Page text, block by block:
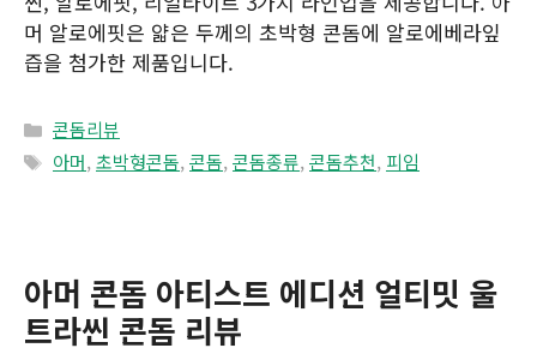
머 알로에핏은 얇은 두께의 초박형 콘돔에 알로에베라잎
즙을 첨가한 제품입니다.
Categories
콘돔리뷰
Tags
아머,초박형콘돔,콘돔,콘돔종류,콘돔추천, 피임
아머 콘돔 아티스트 에디션 얼티밋 울
트라씬 콘돔 리뷰